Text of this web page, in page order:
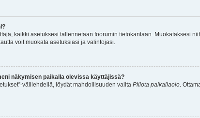
kaikki asetuksesi tallennetaan foorumin tietokantaan. Muokataksesi
voit muokata asetuksiasi ja valintojasi.
näkymisen paikalla olevissa käyttäjissä?
välilehdellä, löydät mahdollisuuden valita Piilota paikallaolo .